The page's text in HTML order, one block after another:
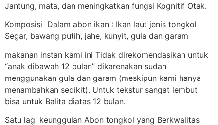
Jantung, mata, dan meningkatkan fungsi Kognitif Otak.
Komposisi Dalam abon ikan : Ikan laut jenis tongkol
Segar, bawang putih, jahe, kunyit, gula dan garam
makanan instan kami ini Tidak direkomendasikan untuk
“anak dibawah 12 bulan” dikarenakan sudah
menggunakan gula dan garam (meskipun kami hanya
menambahkan sedikit). Untuk tekstur sangat lembut
bisa untuk Balita diatas 12 bulan.
Satu lagi keunggulan Abon tongkol yang Berkwalitas